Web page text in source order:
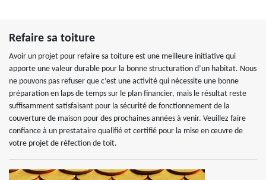
Refaire sa toiture
Avoir un projet pour refaire sa toiture est une meilleure initiative qui
apporte une valeur durable pour la bonne structuration d’un habitat. Nous
ne pouvons pas refuser que c’est une activité qui nécessite une bonne
préparation en laps de temps sur le plan financier, mais le résultat reste
suffisamment satisfaisant pour la sécurité de fonctionnement de la
couverture de maison pour des prochaines années à venir. Veuillez faire
confiance à un prestataire qualifié et certifié pour la mise en œuvre de
votre projet de réfection de toit.